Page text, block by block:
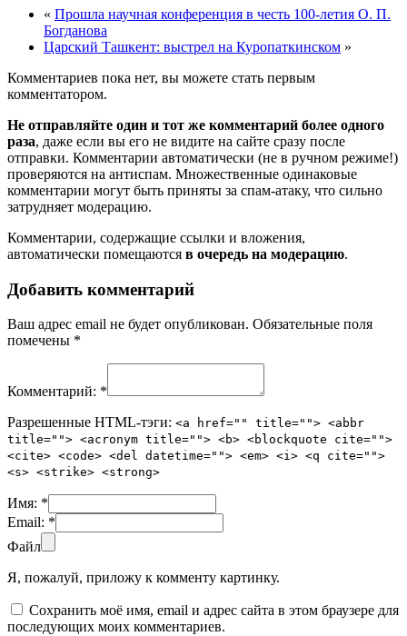
« Прошла научная конференция в честь 100-летия О. П.
Богданова
Царский Ташкент: выстрел на Куропаткинском »
Комментариев пока нет, вы можете стать первым
комментатором.
Не отправляйте один и тот же комментарий более одного
раза, даже если вы его не видите на сайте сразу после
отправки. Комментарии автоматически (не в ручном режиме!)
проверяются на антиспам. Множественные одинаковые
комментарии могут быть приняты за спам-атаку, что сильно
затрудняет модерацию.
Комментарии, содержащие ссылки и вложения,
автоматически помещаются в очередь на модерацию.
Добавить комментарий
Ваш адрес email не будет опубликован. Обязательные поля
помечены *
Комментарий: *
Разрешенные HTML-тэги: <a href="" title=""> <abbr
title=""> <acronym title=""> <b> <blockquote cite="">
<cite> <code> <del datetime=""> <em> <i> <q cite="">
<s> <strike> <strong>
Имя: *
Email: *
Файл
Я, пожалуй, приложу к комменту картинку.
Сохранить моё имя, email и адрес сайта в этом браузере для
последующих моих комментариев.